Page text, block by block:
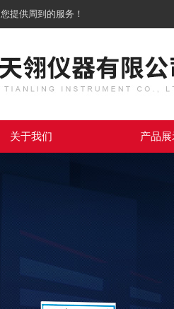
提供周到的服务！
关于我们 产品